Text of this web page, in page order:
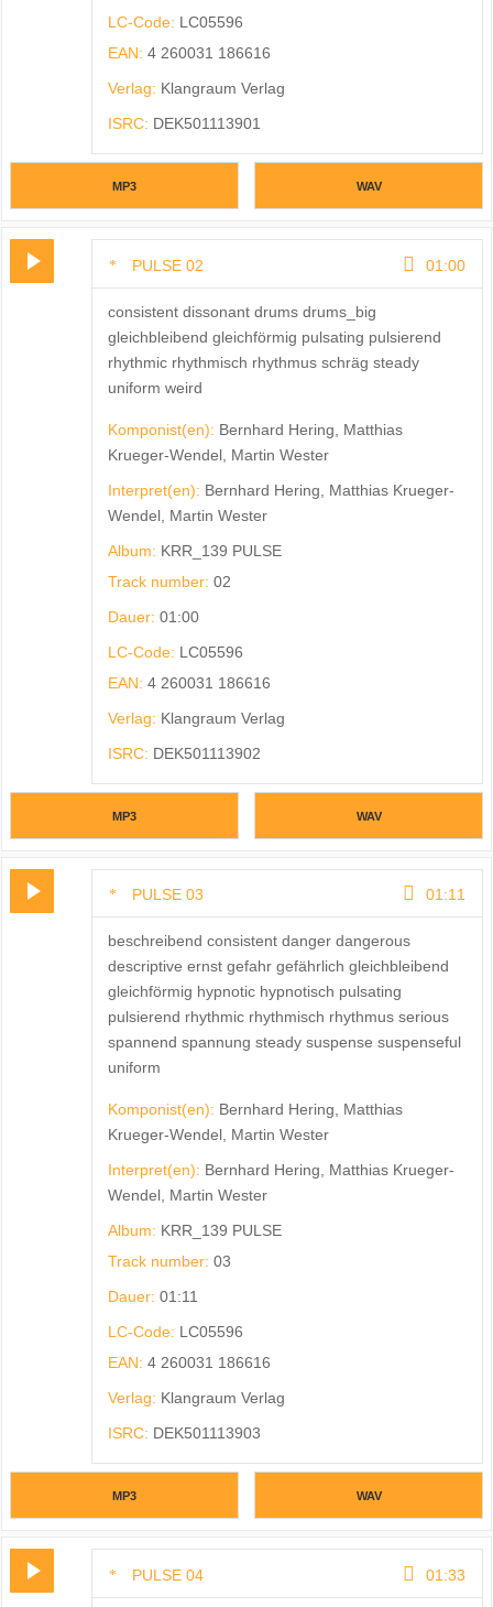
LC-Code: LC05596
EAN: 4 260031 186616
Verlag: Klangraum Verlag
ISRC: DEK501113901
MP3 WAV
PULSE 02 01:00
consistent dissonant drums drums_big
gleichbleibend gleichförmig pulsating pulsierend
rhythmic rhythmisch rhythmus schräg steady
uniform weird
Komponist(en): Bernhard Hering, Matthias
Krueger-Wendel, Martin Wester
Interpret(en): Bernhard Hering, Matthias Krueger-
Wendel, Martin Wester
Album: KRR_139 PULSE
Track number: 02
Dauer: 01:00
LC-Code: LC05596
EAN: 4 260031 186616
Verlag: Klangraum Verlag
ISRC: DEK501113902
MP3 WAV
PULSE 03 01:11
beschreibend consistent danger dangerous
descriptive ernst gefahr gefährlich gleichbleibend
gleichförmig hypnotic hypnotisch pulsating
pulsierend rhythmic rhythmisch rhythmus serious
spannend spannung steady suspense suspenseful
uniform
Komponist(en): Bernhard Hering, Matthias
Krueger-Wendel, Martin Wester
Interpret(en): Bernhard Hering, Matthias Krueger-
Wendel, Martin Wester
Album: KRR_139 PULSE
Track number: 03
Dauer: 01:11
LC-Code: LC05596
EAN: 4 260031 186616
Verlag: Klangraum Verlag
ISRC: DEK501113903
MP3 WAV
PULSE 04 01:33